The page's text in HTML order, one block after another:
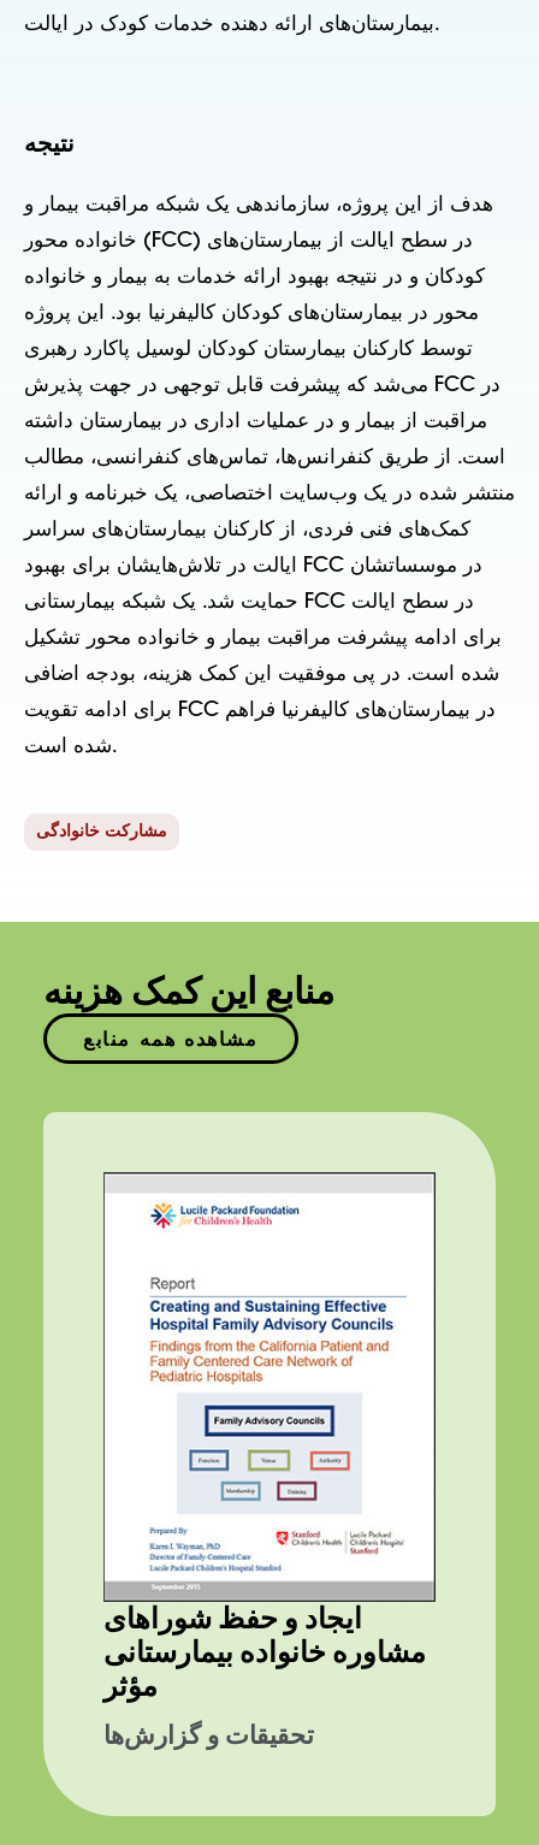
بیمارستان‌های ارائه دهنده خدمات کودک در ایالت.
نتیجه
هدف از این پروژه، سازماندهی یک شبکه مراقبت بیمار و
خانواده محور (FCC) در سطح ایالت از بیمارستان‌های
کودکان و در نتیجه بهبود ارائه خدمات به بیمار و خانواده
محور در بیمارستان‌های کودکان کالیفرنیا بود. این پروژه
توسط کارکنان بیمارستان کودکان لوسیل پاکارد رهبری
می‌شد که پیشرفت قابل توجهی در جهت پذیرش FCC در
مراقبت از بیمار و در عملیات اداری در بیمارستان داشته
است. از طریق کنفرانس‌ها، تماس‌های کنفرانسی، مطالب
منتشر شده در یک وب‌سایت اختصاصی، یک خبرنامه و ارائه
کمک‌های فنی فردی، از کارکنان بیمارستان‌های سراسر
ایالت در تلاش‌هایشان برای بهبود FCC در موسساتشان
حمایت شد. یک شبکه بیمارستانی FCC در سطح ایالت
برای ادامه پیشرفت مراقبت بیمار و خانواده محور تشکیل
شده است. در پی موفقیت این کمک هزینه، بودجه اضافی
برای ادامه تقویت FCC در بیمارستان‌های کالیفرنیا فراهم
شده است.
مشارکت خانوادگی
منابع این کمک هزینه
مشاهده همه منابع
ایجاد و حفظ شوراهای
مشاوره خانواده بیمارستانی
مؤثر
تحقیقات و گزارش‌ها